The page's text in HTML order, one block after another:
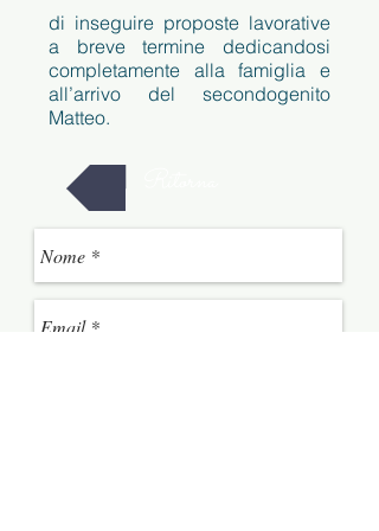
di inseguire proposte lavorative
a breve termine dedicandosi
completamente alla famiglia e
all’arrivo del secondogenito
Matteo.